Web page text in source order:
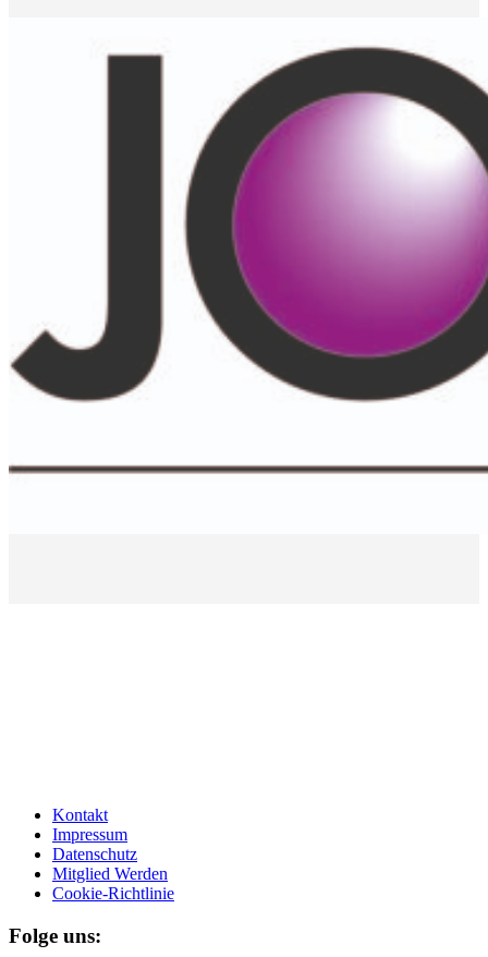
Kontakt
Impressum
Datenschutz
Mitglied Werden
Cookie-Richtlinie
Folge uns: